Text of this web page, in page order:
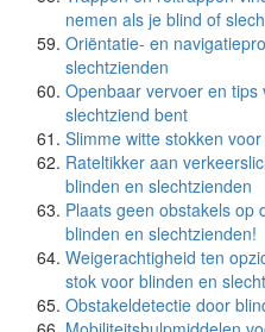
nemen als je blind of
Oriëntatie- en
slechtzienden
Openbaar vervoer en
slechtziend bent
Slimme witte stokken
Rateltikker aan
blinden en slechtzienden
Plaats geen obstakels op
blinden en slechtzienden!
Weigerachtigheid ten
stok voor blinden en
Obstakeldetectie door